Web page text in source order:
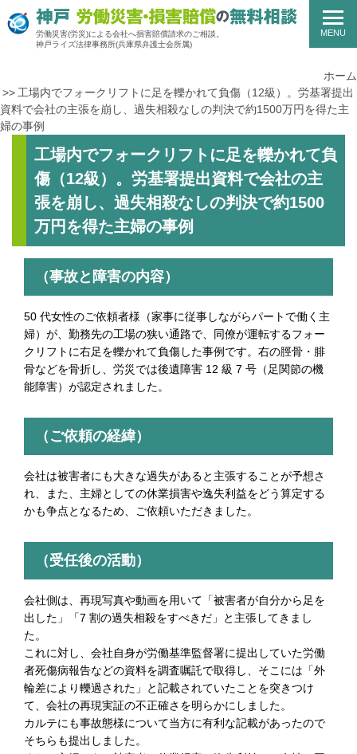
労働災害(労災)による会社へ損害賠償請求のご相談。
神戸ライズ法律事務所(兵庫県弁護士会所属)
MENU
ホーム
工場内でフォークリフトに足を轢かれて負傷（12級）。労基署提出
資料で会社の主張を崩し、過失相殺なしの判決で約1500万円を得た主
婦の事例
工場内でフォークリフトに足を轢かれて負
傷（12級）。労基署提出資料で会社の主
張を崩し、過失相殺なしの判決で約1500
万円を得た主婦の事例
（事故と障害の内容）
50 代女性のご依頼者様（家事に従事しながらパートで働く主
婦）が、勤務先の工場の狭い通路で、同僚が運転するフォー
クリフトに右足を轢かれて負傷した事例です。右の脛骨・腓
骨などを骨折し、労災では後遺障害 12 級 7 号（足関節の機
能障害）が認定されました。
（ご依頼の経緯）
会社は被害者にも大きな過失があると主張することが予想さ
れ、また、主婦としての休業損害や逸失利益をどう算定する
かも争点となるため、ご依頼いただきました。
（受任後の活動）
会社側は、再現写真や動画を用いて「被害者が自分から足を
出した」「7 割の過失相殺をすべきだ」と主張してきまし
た。
これに対し、会社自身が労働基準監督署に提出していた労働
者死傷病報告などの資料を調査嘱託で取得し、そこには「外
輪差により轢過された」と記載されていたことを突きつけ
て、会社の再現実証の不正確さを明らかにしました。
カルテにも事故態様について当方に有利な記載があったので
そちらも提出しました。